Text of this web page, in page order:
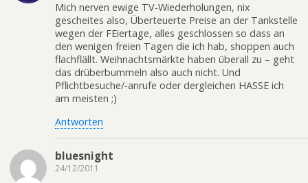
Mich nerven ewige TV-Wiederholungen, nix
gescheites also, Überteuerte Preise an der Tankstelle
wegen der FEiertage, alles geschlossen so dass an
den wenigen freien Tagen die ich hab, shoppen auch
flachflällt. Weihnachtsmärkte haben überall zu – geht
das drüberbummeln also auch nicht. Und
Pflichtbesuche/-anrufe oder dergleichen HASSE ich
am meisten ;)
Antworten
bluesnight
24/12/2011